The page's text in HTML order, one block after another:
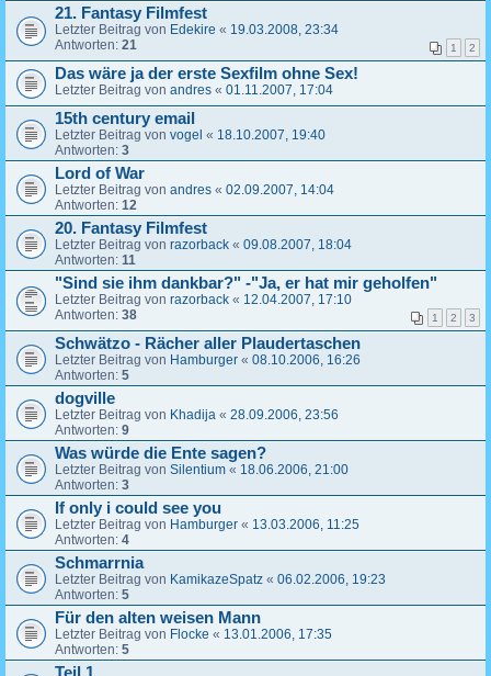
21. Fantasy Filmfest
Letzter Beitrag von Edekire « 19.03.2008, 23:34
Antworten: 21 1 2
Das wäre ja der erste Sexfilm ohne Sex!
Letzter Beitrag von andres « 01.11.2007, 17:04
15th century email
Letzter Beitrag von vogel « 18.10.2007, 19:40
Antworten: 3
Lord of War
Letzter Beitrag von andres « 02.09.2007, 14:04
Antworten: 12
20. Fantasy Filmfest
Letzter Beitrag von razorback « 09.08.2007, 18:04
Antworten: 11
"Sind sie ihm dankbar?" -"Ja, er hat mir geholfen"
Letzter Beitrag von razorback « 12.04.2007, 17:10
Antworten: 38 1 2 3
Schwätzo - Rächer aller Plaudertaschen
Letzter Beitrag von Hamburger « 08.10.2006, 16:26
Antworten: 5
dogville
Letzter Beitrag von Khadija « 28.09.2006, 23:56
Antworten: 9
Was würde die Ente sagen?
Letzter Beitrag von Silentium « 18.06.2006, 21:00
Antworten: 3
If only i could see you
Letzter Beitrag von Hamburger « 13.03.2006, 11:25
Antworten: 4
Schmarrnia
Letzter Beitrag von KamikazeSpatz « 06.02.2006, 19:23
Antworten: 5
Für den alten weisen Mann
Letzter Beitrag von Flocke « 13.01.2006, 17:35
Antworten: 5